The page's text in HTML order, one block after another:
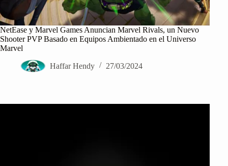
NetEase y Marvel Games Anuncian Marvel Rivals, un Nuevo
Shooter PVP Basado en Equipos Ambientado en el Universo
Marvel
Haffar Hendy 27/03/2024